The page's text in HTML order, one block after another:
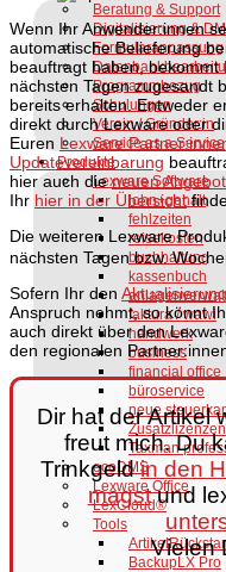
Beratung & Support
Digitalisierung &
Formularanpassung
Programmbezug
Schulungen
Verein / Gründer:in
Service as a Service
Produkte
Lexware Software
lohn+gehalt
fehlzeiten
reisekosten
buchhaltung
kassenbuch
faktura / wawi
handwerk
business
financial office
büroservice
neue
Zusatzlizenzen
Taxman
ecoDMS
Lexware Office
LexCloud®
Tools
BackupLX Pro
Wenn Ihr Anwender:innen
automatische Belieferung
beauftragt haben, bekommt
nächsten Tagen zugesandt
bereits erhalten. Entweder
direkt durch Lexware oder
Euren Lexware
Updatevereinbarung
hier auch dieneuen
Ihr hier in der Übersicht
Die weiteren Lexware
nächsten Tagen bzw.
Sofern Ihr den
Anspruch nehmt, so könnt
auch direkt über den
den regionalen
Dir hat der Artikel
freut mich. Du
Trinkgeldin den
magstund
Vielen